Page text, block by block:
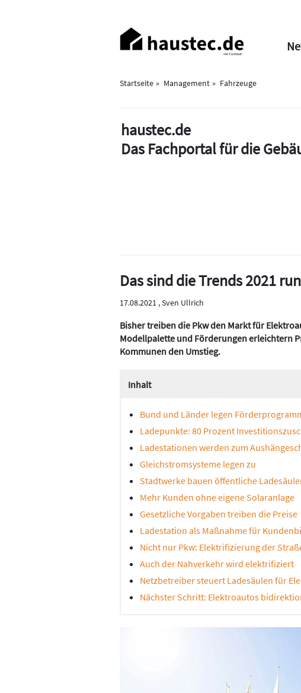
Haupt-
Navigation
Startseite Management
Fahrzeuge
haustec.de
Das Fachportal für die
Das sind die Trends 2021
17.08.2021 ,Sven Ullrich
Bisher treiben die Pkw den Markt für
Modellpalette und Förderungen erleichtern
Kommunen den Umstieg.
Inhalt
Bund und Länder legen
Ladepunkte: 80 Prozent
Ladestationen werden zum
Gleichstromsysteme legen zu
Stadtwerke bauen öffentliche
Mehr Kunden ohne eigene Solaranlage
Gesetzliche Vorgaben treiben die Preise
Ladestation als Maßnahme für
Nicht nur Pkw: Elektrifizierung der
Auch der Nahverkehr wird elektrifiziert
Netzbetreiber steuert Ladesäulen für
Nächster Schritt: Elektroautos